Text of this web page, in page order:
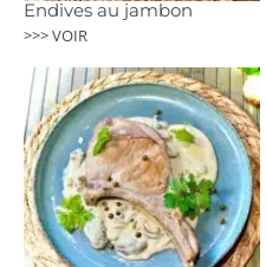
Endives au jambon
>>> VOIR